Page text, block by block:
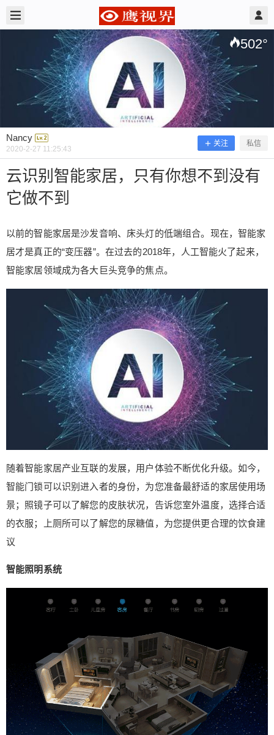
502°
Nancy
2020-2-27 11:25:43
关注 私信
云识别智能家居，只有你想不到没有
它做不到
以前的智能家居是沙发音响、床头灯的低端组合。现在，智能家
居才是真正的“变压器”。在过去的2018年，人工智能火了起来，
智能家居领域成为各大巨头竞争的焦点。
随着智能家居产业互联的发展，用户体验不断优化升级。如今，
智能门锁可以识别进入者的身份，为您准备最舒适的家居使用场
景；照镜子可以了解您的皮肤状况，告诉您室外温度，选择合适
的衣服；上厕所可以了解您的尿糖值，为您提供更合理的饮食建
议
智能照明系统
Nancy @ 鹰视界 2020/2/27
云识别智能家居，只有你想不到没有它
做不到
以前的智能家居是沙发音响、床头灯的低端组合。
8年，人工智能火了起来，智能家居领域成为各大巨
头竞争的焦点。 随着智能家居产业互联的发展，用
户体验不断优化升级。如今，智能门锁可以识别进
入者的身份，为您准备最舒适的家居使用场景；照
镜子可以了解您的皮肤状况，告诉您室外温度，选
择合适的衣服；上厕所可以了解您的尿糖值，为您
提供更合理的饮食建议 智能照明系统 可实现全屋灯
光的智能化管理。除了遥控调光、开关、定时外，
还可以与其他智能设备连接，实现人来人往、人去
关灯、开门开灯、人睡觉、人熄灯，以及不同场景
的灯光，如看电影时自动调光，阴天自动调暗雨灯
等。 安全监控系统 视频监控系统在公共场所得到了
广泛的应用，但这种监控系统只是为了事后取证方
的实时性和主动性，能够发现并告知车主陌生人的
入侵、燃气泄漏，提前、及时发现漏水、火灾等情
况，同时通过联动采取应急措施，如对陌生人入侵
等。 智能背景音乐系统 音乐是提高家庭素质的一个
非常重要的环节。与传统的手动选择音乐播放不
同，智能音乐系统可以根据您喜爱的音乐推荐播
作，如唤醒模式，它起到闹钟的作用，自动循环播
放。 智能门窗控制系统 窗帘可根据环境的光影自动
开启和关闭。雨天可以关窗户，晴天可以开窗户。
雨天衣架也可以缩回，晴天晾干。必要时可自动关
闭门窗，如有异常开启时报警。 云识智能家居系统
除了智能门锁、智能安防、智能照明等智能家居设
备外，还借助智能开关和在线控制器模块，利用弱
扫描二维码继续阅读